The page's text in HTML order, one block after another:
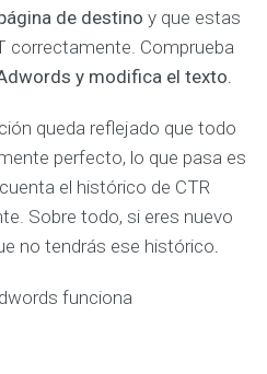
de destino y que estas
correctamente. Comprueba
y modifica el texto.
queda reflejado que todo
perfecto, lo que pasa es
el histórico de CTR
Sobre todo, si eres nuevo
no tendrás ese histórico.
funciona